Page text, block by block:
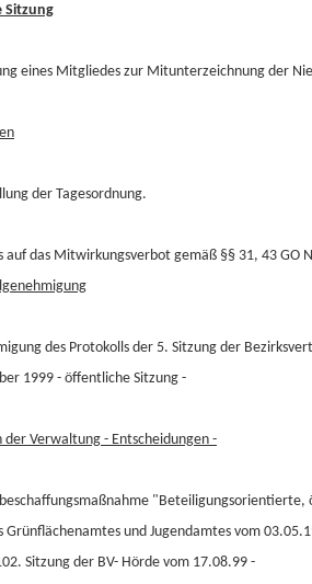
Sitzung
eines Mitgliedes zur Mitunterzeichnung der
der Tagesordnung.
auf das Mitwirkungsverbot gemäß §§ 31, 43 GO
des Protokolls der 5. Sitzung der
1999 - öffentliche Sitzung -
der Verwaltung - Entscheidungen -
"Beteiligungsorientierte,
Grünflächenamtes und Jugendamtes vom
Sitzung der BV- Hörde vom 17.08.99 -